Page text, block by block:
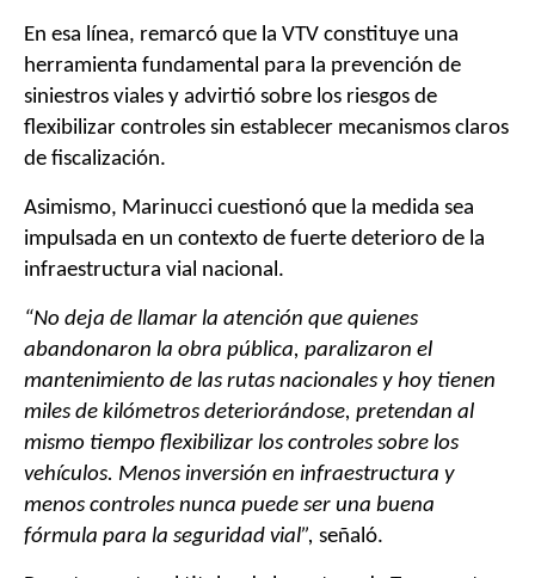
En esa línea, remarcó que la VTV constituye una
herramienta fundamental para la prevención de
siniestros viales y advirtió sobre los riesgos de
flexibilizar controles sin establecer mecanismos claros
de fiscalización.
Asimismo, Marinucci cuestionó que la medida sea
impulsada en un contexto de fuerte deterioro de la
infraestructura vial nacional.
“No deja de llamar la atención que quienes
abandonaron la obra pública, paralizaron el
mantenimiento de las rutas nacionales y hoy tienen
miles de kilómetros deteriorándose, pretendan al
mismo tiempo flexibilizar los controles sobre los
vehículos. Menos inversión en infraestructura y
menos controles nunca puede ser una buena
fórmula para la seguridad vial”, señaló.